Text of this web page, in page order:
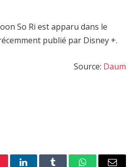
So Ri est apparu dans le
publié par Disney +.
Source: Daum